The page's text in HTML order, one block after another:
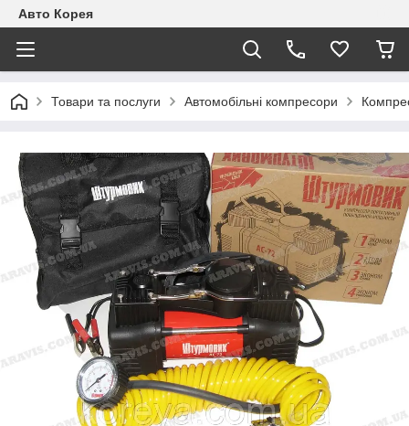
Авто Корея
Товари та послуги Автомобільні компресори